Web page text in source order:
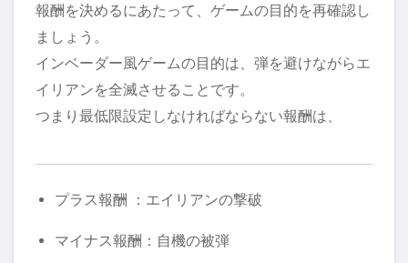
報酬を決めるにあたって、ゲームの目的を再確認し
ましょう。
インベーダー風ゲームの目的は、弾を避けながらエ
イリアンを全滅させることです。
つまり最低限設定しなければならない報酬は、
プラス報酬 ：エイリアンの撃破
マイナス報酬：自機の被弾